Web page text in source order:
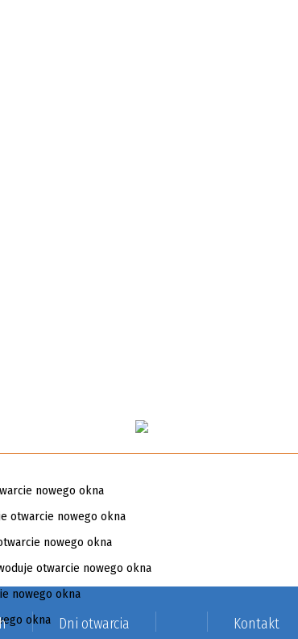
Dni otwarcia Kontakt